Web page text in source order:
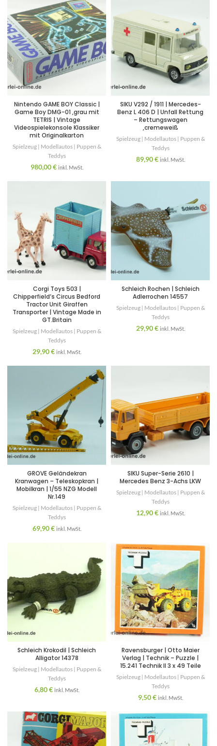
Nintendo GAME BOY Classic |
Game Boy DMG-01 ,grau mit
TETRIS | Vintage
Videospielekonsole Klassiker
mit Originalkarton
Spielzeug | Modellautos | Puppen &
Teddys
980,00€ inkl. MwSt.
SIKU V292 / 1911 | Mercedes-
Benz L 406 D | Unfall Rettung
– Rettungswagen
,cremeweiß
Spielzeug | Modellautos | Puppen &
Teddys
89,90€ inkl. MwSt.
Corgi Toys 503 |
Chipperfield’s Circus Bedford
Tractor Unit Giraffen
Transporter | Vintage Made in
GT.Britain
Spielzeug | Modellautos | Puppen &
Teddys
29,90€ inkl. MwSt.
Schleich Rochen | Schleich
Adlerrochen 14557
Spielzeug | Modellautos | Puppen &
Teddys
29,90€ inkl. MwSt.
GROVE Geländekran
Kranwagen – Teleskopkran |
Mobilkran | 1/55 NZG Modell
Nr.149
Spielzeug | Modellautos | Puppen &
Teddys
69,90€ inkl. MwSt.
SIKU Super-Serie 2610 |
Mercedes Benz 3-Achs LKW
Spielzeug | Modellautos | Puppen &
Teddys
12,90€ inkl. MwSt.
Schleich Krokodil | Schleich
Alligator 14378
Spielzeug | Modellautos | Puppen &
Teddys
6,80€ inkl. MwSt.
Ravensburger | Otto Maier
Verlag | Technik – Puzzle |
15.241 Technik II 3 x 49 Teile
Spielzeug | Modellautos | Puppen &
Teddys
9,50€ inkl. MwSt.